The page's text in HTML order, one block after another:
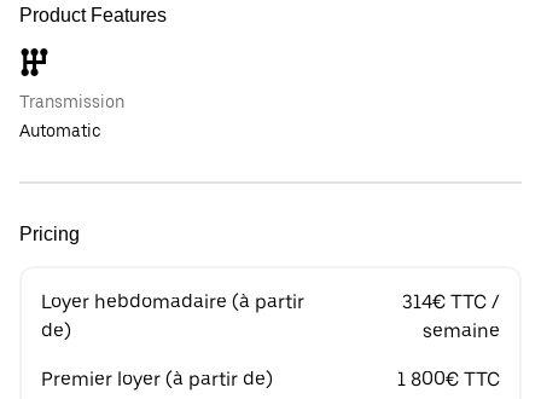
Product Features
Transmission
Automatic
Pricing
Loyer hebdomadaire (à partir
de)
314€ TTC /
semaine
Premier loyer (à partir de) 1 800€ TTC